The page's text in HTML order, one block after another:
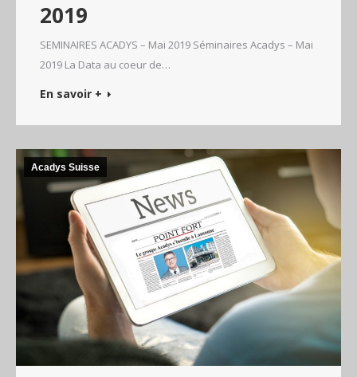
2019
SEMINAIRES ACADYS – Mai 2019 Séminaires Acadys – Mai
2019 La Data au coeur de…
En savoir +
Acadys Suisse